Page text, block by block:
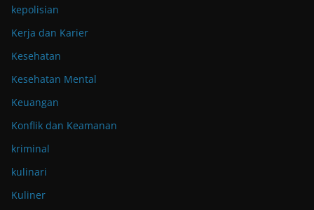
kepolisian
Kerja dan Karier
Kesehatan
Kesehatan Mental
Keuangan
Konflik dan Keamanan
kriminal
kulinari
Kuliner